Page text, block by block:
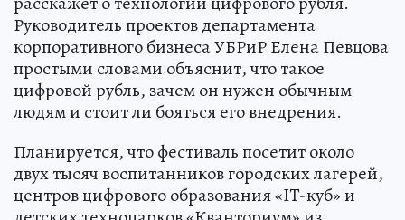
Руководитель проектов департамента
корпоративного бизнеса УБРиР Елена Певцова
простыми словами объяснит, что такое
цифровой рубль, зачем он нужен обычным
людям и стоит ли бояться его внедрения.
Планируется, что фестиваль посетит около
двух тысяч воспитанников городских лагерей,
центров цифрового образования «IT-куб» и